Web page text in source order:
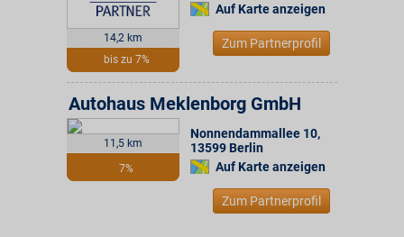
14,2 km
bis zu 7%
Auf Karte anzeigen
Zum Partnerprofil
11,5 km
7%
Autohaus Meklenborg GmbH
Nonnendammallee 10,
13599 Berlin
Auf Karte anzeigen
Zum Partnerprofil